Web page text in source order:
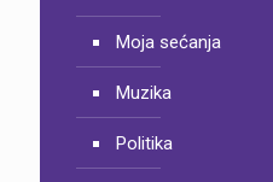
Moja sećanja
Muzika
Politika